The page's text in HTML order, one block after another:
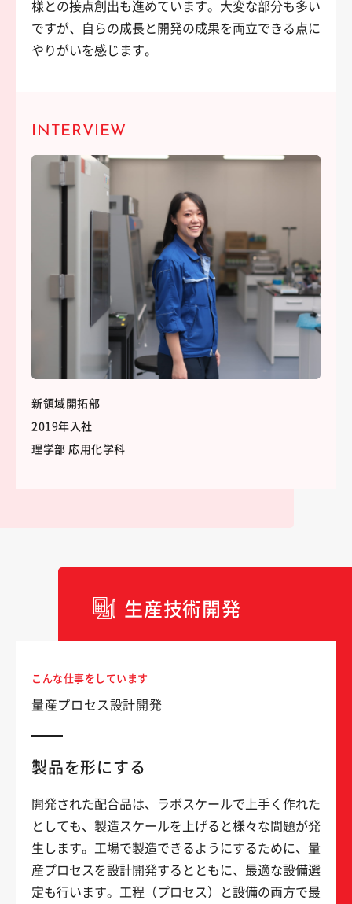
様との接点創出も進めています。大変な部分も多い
ですが、自らの成長と開発の成果を両立できる点に
やりがいを感じます。
INTERVIEW
新領域開拓部
2019年入社
理学部 応用化学科
生産技術開発
こんな仕事をしています
量産プロセス設計開発
製品を形にする
開発された配合品は、ラボスケールで上手く作れた
としても、製造スケールを上げると様々な問題が発
生します。工場で製造できるようにするために、量
産プロセスを設計開発するとともに、最適な設備選
定も行います。工程（プロセス）と設備の両方で最